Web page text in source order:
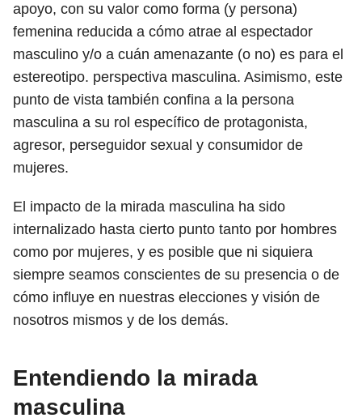
apoyo, con su valor como forma (y persona)
femenina reducida a cómo atrae al espectador
masculino y/o a cuán amenazante (o no) es para el
estereotipo. perspectiva masculina. Asimismo, este
punto de vista también confina a la persona
masculina a su rol específico de protagonista,
agresor, perseguidor sexual y consumidor de
mujeres.
El impacto de la mirada masculina ha sido
internalizado hasta cierto punto tanto por hombres
como por mujeres, y es posible que ni siquiera
siempre seamos conscientes de su presencia o de
cómo influye en nuestras elecciones y visión de
nosotros mismos y de los demás.
Entendiendo la mirada
masculina